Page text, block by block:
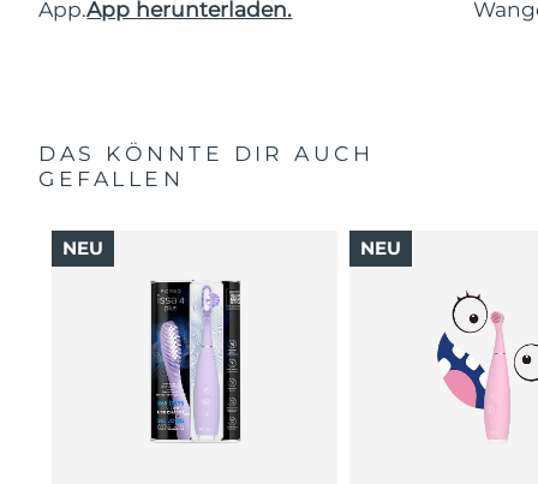
App.App herunterladen.
DAS KÖNNTE DIR AUCH
GEFALLEN
NEU NEU